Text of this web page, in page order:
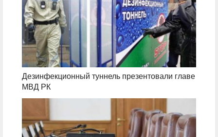
Дезинфекционный туннель презентовали главе
МВД РК